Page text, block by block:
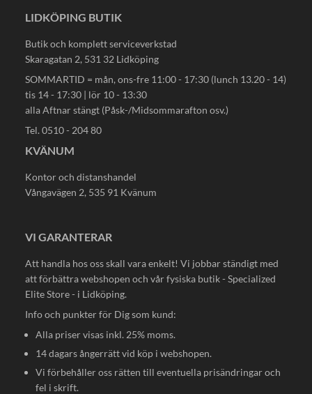
LIDKÖPING BUTIK
Butik och komplett serviceverkstad
Skaragatan 2, 531 32 Lidköping
SOMMARTID = mån, ons-fre 11:00 - 17:30 (lunch 13.20 - 14)
tis 14 - 17:30 | lör 10 - 13:30
alla Aftnar stängt (Påsk-/Midsommarafton osv.)
Tel. 0510 - 204 80
KVÄNUM
Kontor och distanshandel
Vångavägen 2, 535 91 Kvänum
VI GARANTERAR
Att handla hos oss skall vara enkelt! Vi jobbar ständigt med
att förbättra webshopen och vår fysiska butik - Specialized
Elite Store - i Lidköping.
Info och punkter för Dig som kund:
Alla priser visas inkl. 25% moms.
14 dagars ångerrätt vid köp i webshopen.
Vi förbehåller oss rätten till eventuella prisändringar och
fel i skrift.